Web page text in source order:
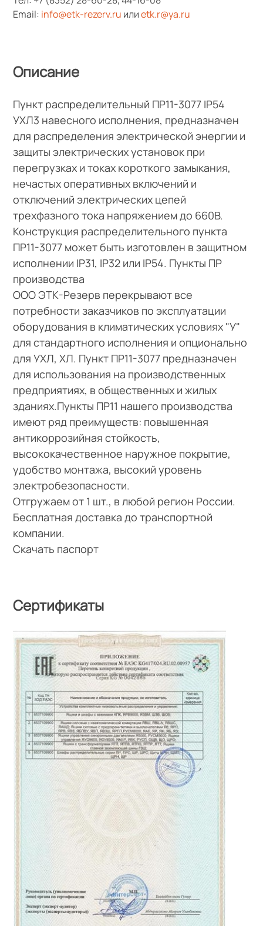
Email: info@etk-rezerv.ru илиetk.r@ya.ru
Описание
Пункт распределительный ПР11-3077 IP54
УХЛ3 навесного исполнения, предназначен
для распределения электрической энергии и
защиты электрических установок при
перегрузках и токах короткого замыкания,
нечастых оперативных включений и
отключений электрических цепей
трехфазного тока напряжением до 660В.
Конструкция распределительного пункта
ПР11-3077 может быть изготовлен в защитном
исполнении IP31, IP32 или IP54. Пункты ПР
производства
ООО ЭТК-Резерв перекрывают все
потребности заказчиков по эксплуатации
оборудования в климатических условиях "У"
для стандартного исполнения и опционально
для УХЛ, ХЛ. Пункт ПР11-3077 предназначен
для использования на производственных
предприятиях, в общественных и жилых
зданиях.Пункты ПР11 нашего производства
имеют ряд преимуществ: повышенная
антикоррозийная стойкость,
высококачественное наружное покрытие,
удобство монтажа, высокий уровень
электробезопасности.
Отгружаем от 1 шт., в любой регион России.
Бесплатная доставка до транспортной
компании.
Скачать паспорт
Сертификаты